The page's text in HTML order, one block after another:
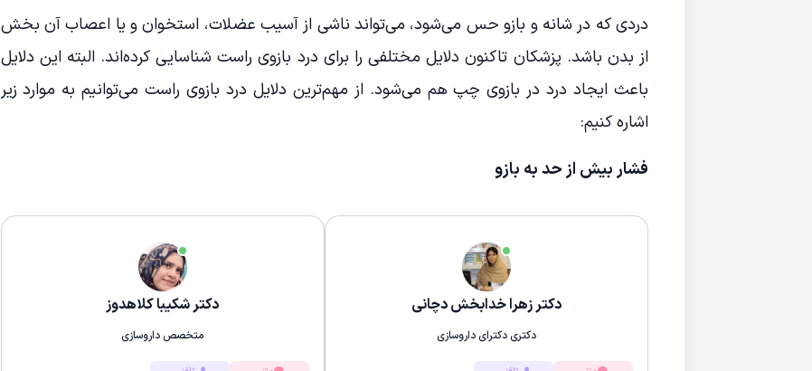
دردی که در شانه و بازو حس می‌شود، می‌تواند ناشی از آسیب عضلات، استخوان و یا اعصاب آن بخش
از بدن باشد. پزشکان تاکنون دلایل مختلفی را برای درد بازوی راست شناسایی کرده‌اند. البته این دلایل
باعث ایجاد درد در بازوی چپ هم می‌شود. از مهم‌ترین دلایل درد بازوی راست می‌توانیم به موارد زیر
اشاره ‌کنیم:
فشار بیش از حد به بازو
دکتر زهرا خدابخش دچانی
دکتری دکترای داروسازی
دکتر شکیبا کلاهدوز
متخصص داروسازی